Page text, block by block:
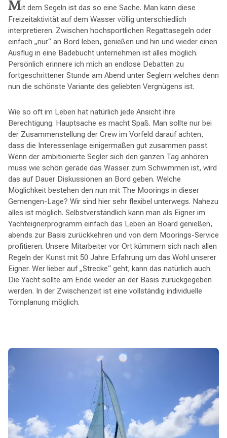
Mit dem Segeln ist das so eine Sache. Man kann diese
Freizeitaktivität auf dem Wasser völlig unterschiedlich
interpretieren. Zwischen hochsportlichen Regattasegeln oder
einfach „nur“ an Bord leben, genießen und hin und wieder einen
Ausflug in eine Badebucht unternehmen ist alles möglich.
Persönlich erinnere ich mich an endlose Debatten zu
fortgeschrittener Stunde am Abend unter Seglern welches denn
nun die schönste Variante des geliebten Vergnügens ist.
Wie so oft im Leben hat natürlich jede Ansicht ihre
Berechtigung. Hauptsache es macht Spaß. Man sollte nur bei
der Zusammenstellung der Crew im Vorfeld darauf achten,
dass die Interessenlage einigermaßen gut zusammen passt.
Wenn der ambitionierte Segler sich den ganzen Tag anhören
muss wie schön gerade das Wasser zum Schwimmen ist, wird
das auf Dauer Diskussionen an Bord geben. Welche
Möglichkeit bestehen den nun mit The Moorings in dieser
Gemengen-Lage? Wir sind hier sehr flexibel unterwegs. Nahezu
alles ist möglich. Selbstverständlich kann man als Eigner im
Yachteignerprogramm einfach das Leben an Board genießen,
abends zur Basis zurückkehren und von dem Moorings-Service
profitieren. Unsere Mitarbeiter vor Ort kümmern sich nach allen
Regeln der Kunst mit 50 Jahre Erfahrung um das Wohl unserer
Eigner. Wer lieber auf „Strecke“ geht, kann das natürlich auch.
Die Yacht sollte am Ende wieder an der Basis zurückgegeben
werden. In der Zwischenzeit ist eine vollständig individuelle
Törnplanung möglich.